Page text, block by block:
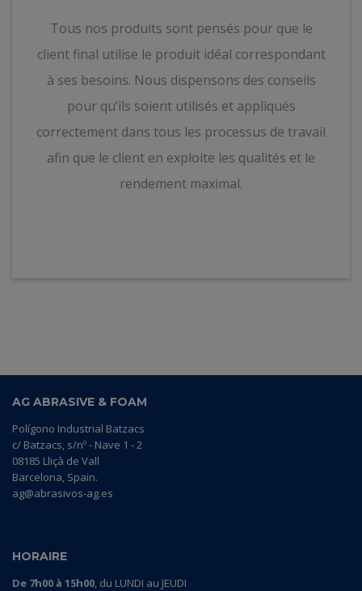
Tous nos produits sont pensés pour que le
client final utilise le produit idéal correspondant
à ses besoins. Nous dispensons des conseils
pour qu’ils soient utilisés et appliqués
correctement dans tous les processus de travail
afin que le client en exploite les qualités et le
rendement maximal.
AG ABRASIVE & FOAM
Polígono Industrial Batzacs
c/ Batzacs, s/nº - Nave 1 - 2
08185 Lliçà de Vall
Barcelona, Spain.
ag@abrasivos-ag.es
HORAIRE
De 7h00 à 15h00, du LUNDI au JEUDI